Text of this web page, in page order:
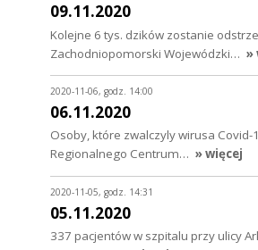
09.11.2020
Kolejne 6 tys. dzików zostanie
Zachodniopomorski Wojewódzki… »
2020-11-06, godz. 14:00
06.11.2020
Osoby, które zwalczyly wirusa
Regionalnego Centrum… » więcej
2020-11-05, godz. 14:31
05.11.2020
337 pacjentów w szpitalu przy ulicy